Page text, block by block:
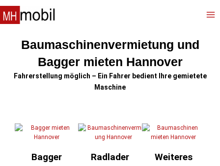
Inhalt
springen
Baumaschinenvermietung und
Bagger mieten Hannover
Fahrerstellung möglich – Ein Fahrer bedient Ihre gemietete
Maschine
Bagger Radlader Weiteres